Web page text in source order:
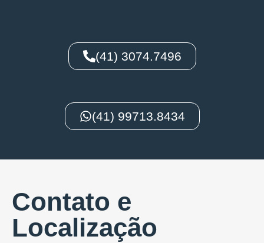
(41) 3074.7496
(41) 99713.8434
Contato e
Localização